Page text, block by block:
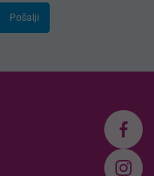
Pošalji